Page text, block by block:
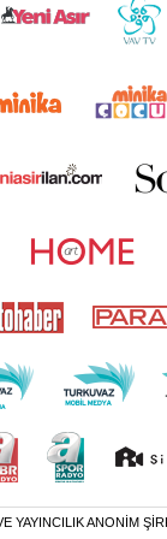
YAYINCILIK ANONİM